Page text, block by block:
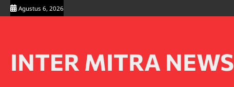
Skip
to
Agustus 6, 2026
INTER MITRA NEWS